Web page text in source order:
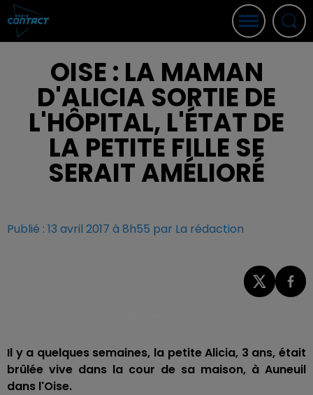
OISE : LA MAMAN
D'ALICIA SORTIE DE
L'HÔPITAL, L'ÉTAT DE
LA PETITE FILLE SE
SERAIT AMÉLIORÉ
Publié : 13 avril 2017 à 8h55 par La rédaction
Il y a quelques semaines, la petite Alicia, 3 ans, était
brûlée vive dans la cour de sa maison, à Auneuil
dans l'Oise.